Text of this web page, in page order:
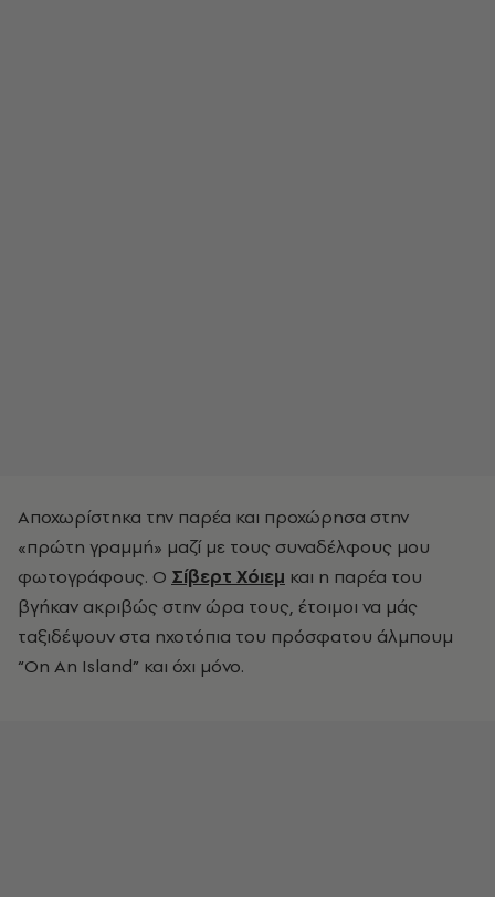
Αποχωρίστηκα την παρέα και προχώρησα στην
«πρώτη γραμμή» μαζί με τους συναδέλφους μου
φωτογράφους. Ο Σίβερτ Χόιεμ και η παρέα του
βγήκαν ακριβώς στην ώρα τους, έτοιμοι να μάς
ταξιδέψουν στα ηχοτόπια του πρόσφατου άλμπουμ
“On An Island” και όχι μόνο.